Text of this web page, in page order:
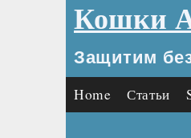
Кошки
Защитим
Home Статьи